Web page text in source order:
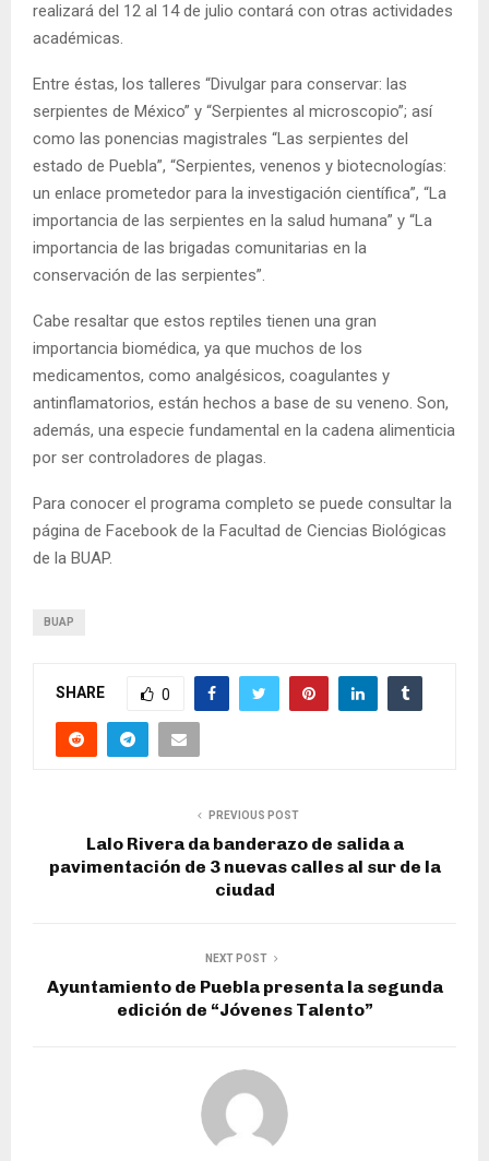
realizará del 12 al 14 de julio contará con otras actividades
académicas.
Entre éstas, los talleres “Divulgar para conservar: las
serpientes de México” y “Serpientes al microscopio”; así
como las ponencias magistrales “Las serpientes del
estado de Puebla”, “Serpientes, venenos y biotecnologías:
un enlace prometedor para la investigación científica”, “La
importancia de las serpientes en la salud humana” y “La
importancia de las brigadas comunitarias en la
conservación de las serpientes”.
Cabe resaltar que estos reptiles tienen una gran
importancia biomédica, ya que muchos de los
medicamentos, como analgésicos, coagulantes y
antinflamatorios, están hechos a base de su veneno. Son,
además, una especie fundamental en la cadena alimenticia
por ser controladores de plagas.
Para conocer el programa completo se puede consultar la
página de Facebook de la Facultad de Ciencias Biológicas
de la BUAP.
BUAP
SHARE 0
PREVIOUS POST
Lalo Rivera da banderazo de salida a
pavimentación de 3 nuevas calles al sur de la
ciudad
NEXT POST
Ayuntamiento de Puebla presenta la segunda
edición de “Jóvenes Talento”